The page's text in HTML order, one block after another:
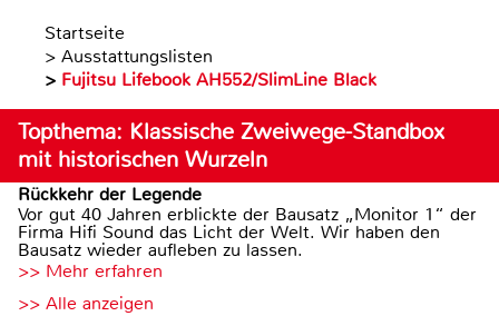
Startseite
> Ausstattungslisten
> Fujitsu Lifebook AH552/SlimLine Black
Topthema: Klassische Zweiwege-Standbox
mit historischen Wurzeln
Rückkehr der Legende
Vor gut 40 Jahren erblickte der Bausatz „Monitor 1“ der
Firma Hifi Sound das Licht der Welt. Wir haben den
Bausatz wieder aufleben zu lassen.
>> Mehr erfahren
>> Alle anzeigen